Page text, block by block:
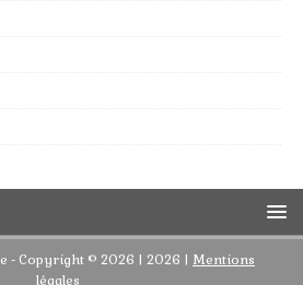
- Copyright © 2026 | 2026 | Mentions
légales